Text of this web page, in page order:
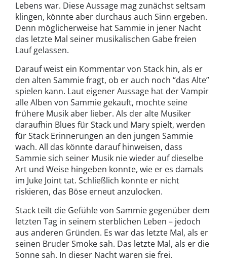
Lebens war. Diese Aussage mag zunächst seltsam
klingen, könnte aber durchaus auch Sinn ergeben.
Denn möglicherweise hat Sammie in jener Nacht
das letzte Mal seiner musikalischen Gabe freien
Lauf gelassen.
Darauf weist ein Kommentar von Stack hin, als er
den alten Sammie fragt, ob er auch noch “das Alte”
spielen kann. Laut eigener Aussage hat der Vampir
alle Alben von Sammie gekauft, mochte seine
frühere Musik aber lieber. Als der alte Musiker
daraufhin Blues für Stack und Mary spielt, werden
für Stack Erinnerungen an den jungen Sammie
wach. All das könnte darauf hinweisen, dass
Sammie sich seiner Musik nie wieder auf dieselbe
Art und Weise hingeben konnte, wie er es damals
im Juke Joint tat. Schließlich konnte er nicht
riskieren, das Böse erneut anzulocken.
Stack teilt die Gefühle von Sammie gegenüber dem
letzten Tag in seinem sterblichen Leben – jedoch
aus anderen Gründen. Es war das letzte Mal, als er
seinen Bruder Smoke sah. Das letzte Mal, als er die
Sonne sah. In dieser Nacht waren sie frei.